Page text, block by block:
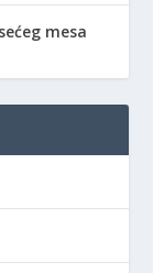
mesa